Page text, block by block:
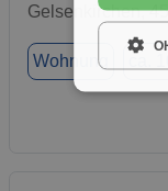
Gelsenkirchen,
Wohnung